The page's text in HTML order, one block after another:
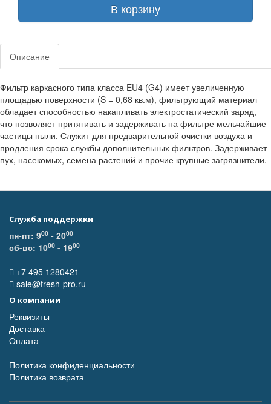
В корзину
Описание
Фильтр каркасного типа класса EU4 (G4) имеет увеличенную
площадью поверхности (S = 0,68 кв.м), фильтрующий материал
обладает способностью накапливать электростатический заряд,
что позволяет притягивать и задерживать на фильтре мельчайшие
частицы пыли. Служит для предварительной очистки воздуха и
продления срока службы дополнительных фильтров. Задерживает
пух, насекомых, семена растений и прочие крупные загрязнители.
Служба поддержки
пн-пт: 900 - 2000
сб-вс: 1000 - 1900
+7 495 1280421
sale@fresh-pro.ru
О компании
Реквизиты
Доставка
Оплата
Политика конфиденциальности
Политика возврата